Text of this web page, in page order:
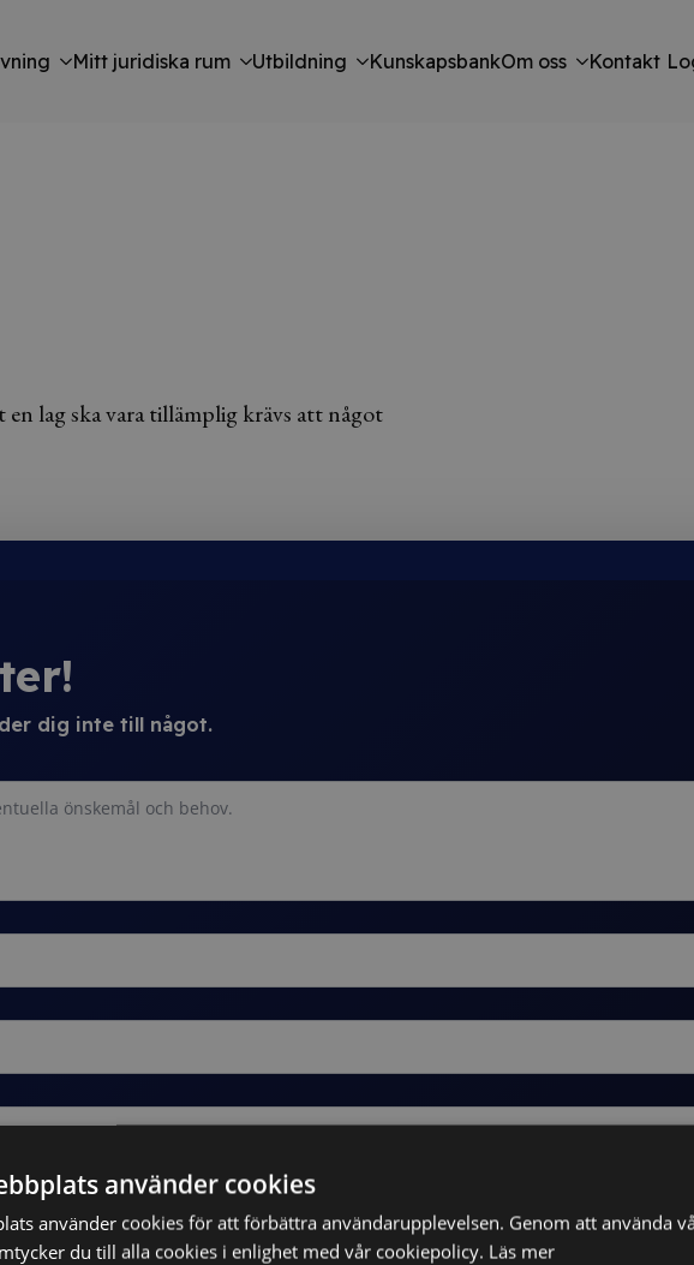
Mitt juridiska rum Utbildning KunskapsbankOm oss Kontakt
lag ska vara tillämplig krävs att något
dig inte till något.
använder cookies
använder cookies för att förbättra användarupplevelsen. Genom att använda
du till alla cookies i enlighet med vår cookiepolicy. Läs mer